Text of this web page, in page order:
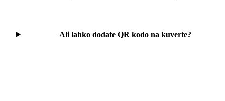
Ali lahko dodate QR kodo na kuverte?